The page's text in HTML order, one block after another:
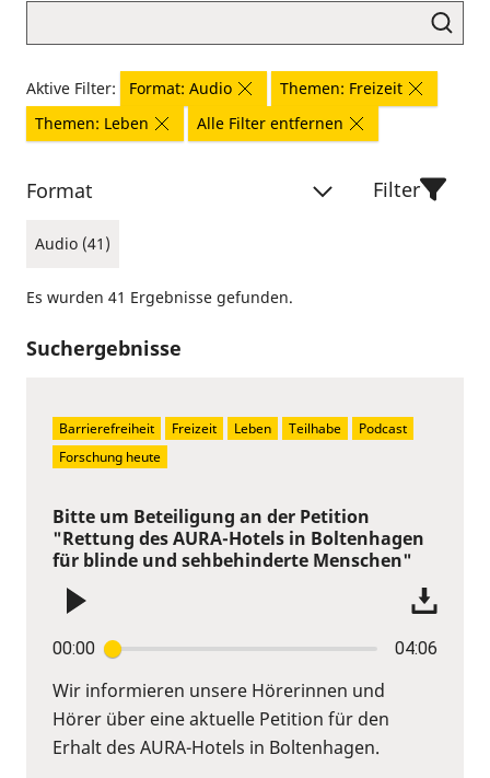
Aktive Filter: Format: Audio
Themen: Freizeit
Themen: Leben
Alle Filter entfernen
Format
Audio (41)
Filter
Es wurden 41 Ergebnisse gefunden.
Suchergebnisse
Bitte um Beteiligung an der Petition
"Rettung des AURA-Hotels in Boltenhagen
für blinde und sehbehinderte Menschen"
00:00 04:06
Wir informieren unsere Hörerinnen und
Hörer über eine aktuelle Petition für den
Erhalt des AURA-Hotels in Boltenhagen.
Barrierefreiheit Freizeit Leben Teilhabe
Podcast
Forschung heute